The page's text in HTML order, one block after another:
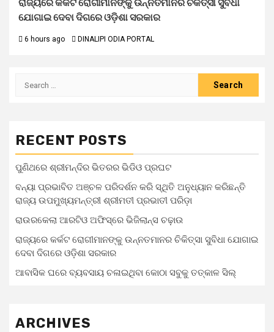
ରାଜ୍ୟରେ କର୍କଟ ରୋଗୀମାନଙ୍କୁ ଉନ୍ନତମାନର ଚିକିତ୍ସା ସୁବିଧା
ଯୋଗାଇ ଦେବା ଦିଗରେ ଓଡ଼ିଶା ସରକାର
6 hours ago DINALIPI ODIA PORTAL
RECENT POSTS
ପୁଣିଥରେ ଶ୍ରୀମନ୍ଦିର ଭିତରର ଭିଡିଓ ପ୍ରଘଟ
ବନ୍ୟା ପ୍ରଭାବିତ ଅଞ୍ଚଳ ପରିଦର୍ଶନ କରି ସ୍ଥିତି ଅନୁଧ୍ୟାନ କରିଛନ୍ତି
ରାଜ୍ୟ ଉପମୁଖ୍ୟମନ୍ତ୍ରୀ ଶ୍ରୀମତୀ ପ୍ରଭାତୀ ପରିଡ଼ା
ରାଉରକେଲା ଆରଟିଓ ଅଫିସ୍‌ରେ ଭିଜିଲାନ୍ସ ଚଢ଼ାଉ
ରାଜ୍ୟରେ କର୍କଟ ରୋଗୀମାନଙ୍କୁ ଉନ୍ନତମାନର ଚିକିତ୍ସା ସୁବିଧା ଯୋଗାଇ
ଦେବା ଦିଗରେ ଓଡ଼ିଶା ସରକାର
ଆବାସିକ ଘରେ ବ୍ୟବସାୟ ଚଳାଇଥିବା କୋଠା ସବୁକୁ ତତ୍କାଳ ସିଲ୍‌
ARCHIVES